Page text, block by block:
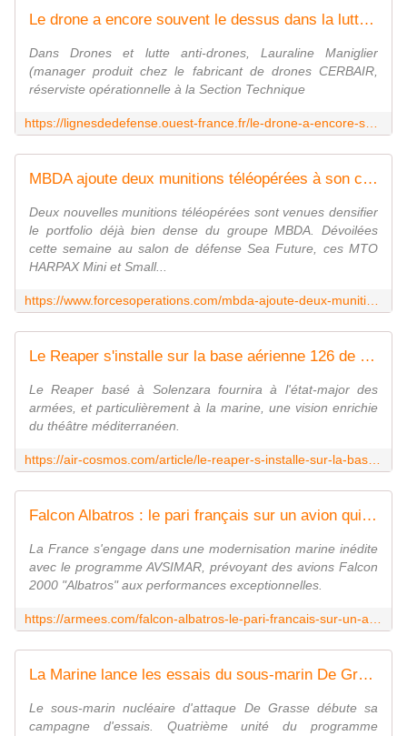
Le drone a encore souvent le dessus dans la lutte anti-drone
Dans Drones et lutte anti-drones, Lauraline Maniglier
(manager produit chez le fabricant de drones CERBAIR,
réserviste opérationnelle à la Section Technique
MBDA ajoute deux munitions téléopérées à son catalogue - FOB - Forces Operations Blog
Deux nouvelles munitions téléopérées sont venues densifier
le portfolio déjà bien dense du groupe MBDA. Dévoilées
cette semaine au salon de défense Sea Future, ces MTO
HARPAX Mini et Small...
Le Reaper s'installe sur la base aérienne 126 de Solenzara
Le Reaper basé à Solenzara fournira à l'état-major des
armées, et particulièrement à la marine, une vision enrichie
du théâtre méditerranéen.
Falcon Albatros : le pari français sur un avion qui transforme la guerre invisible
La France s'engage dans une modernisation marine inédite
avec le programme AVSIMAR, prévoyant des avions Falcon
2000 "Albatros" aux performances exceptionnelles.
La Marine lance les essais du sous-marin De Grasse, dernier né de la classe Barracuda
Le sous-marin nucléaire d'attaque De Grasse débute sa
campagne d'essais. Quatrième unité du programme